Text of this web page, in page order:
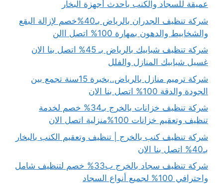
عميقة للسجاد والكنب بأحدث أجهزة البخار
شركة تنظيف الجدران بالرياض بـ40%خصم لإزالة البقع
والشخابيط والدهون بمهارة 100% اتصل االن
شركة تنظيف شبابيك بالرياض بـ 45% اتصل بنا الان
غسيل شبابيك المنازل والفلل
شركة ترميم منازل بالرياض..بخبرة 15سنة تجمع بين
الجودة والدقة 100% اتصل بنا الان
شركة تنظيف خزانات بالخرج بـ34% خصم لخدمة
تنظيف وتعقيم خزانات 100%منزلية اتصل الان
شركة تنظيف كنب بالخرج | تنظيف وتعقيم الكنب بالبخار
بـ40% اتصل بنا الان
شركة تنظيف سجاد بالخرج ب33% خصم لتنظيف شامل
واحترافي 100% لجميع أنواع السجاد